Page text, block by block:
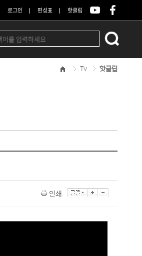
로그인 편성표 핫클립
Tv 핫클립
인쇄